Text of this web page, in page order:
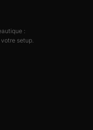
:
setup.